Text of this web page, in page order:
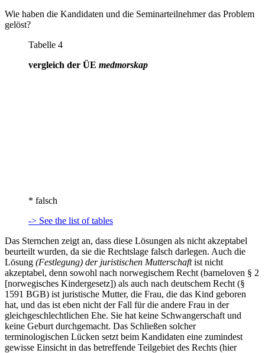
Wie haben die Kandidaten und die Seminarteilnehmer das Problem
gelöst?
Tabelle 4
vergleich der ÜE medmorskap
* falsch
-> See the list of tables
Das Sternchen zeigt an, dass diese Lösungen als nicht akzeptabel
beurteilt wurden, da sie die Rechtslage falsch darlegen. Auch die
Lösung (Festlegung) der juristischen Mutterschaftist nicht
akzeptabel, denn sowohl nach norwegischem Recht (barneloven § 2
[norwegisches Kindergesetz]) als auch nach deutschem Recht (§
1591 BGB) ist juristische Mutter, die Frau, die das Kind geboren
hat, und das ist eben nicht der Fall für die andere Frau in der
gleichgeschlechtlichen Ehe. Sie hat keine Schwangerschaft und
keine Geburt durchgemacht. Das Schließen solcher
terminologischen Lücken setzt beim Kandidaten eine zumindest
gewisse Einsicht in das betreffende Teilgebiet des Rechts (hier